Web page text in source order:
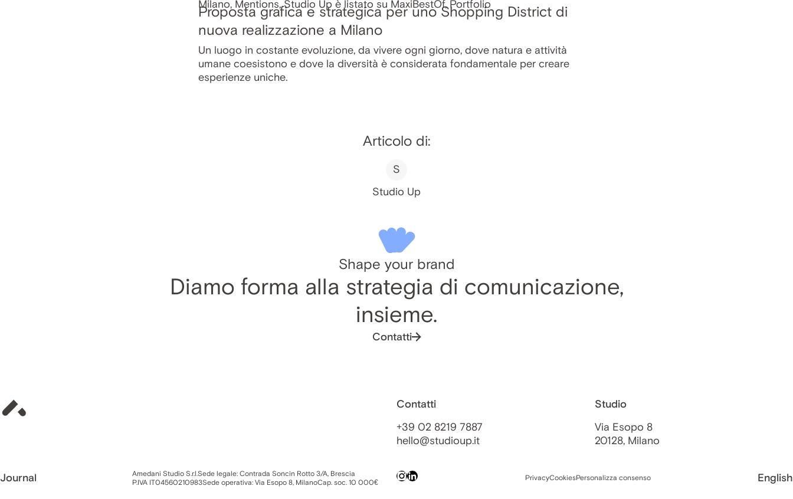
Proposta grafica e strategica per uno Shopping District di
nuova realizzazione a Milano
Un luogo in costante evoluzione, da vivere ogni giorno, dove natura e attività
umane coesistono e dove la diversità è considerata fondamentale per creare
esperienze uniche.
Articolo di:
S
Studio Up
Shape your brand
Diamo forma alla strategia di comunicazione,
insieme.
Contatti
Contatti
+39 02 8219 7887
hello@studioup.it
Studio
Via Esopo 8
20128, Milano
Journal Amedani Studio S.r.l. Sede legale: Contrada Soncin Rotto 3/A, Brescia
P.IVA IT04560210983Sede operativa: Via Esopo 8, MilanoCap. soc. 10 000€ English
PrivacyCookiesPersonalizza consenso